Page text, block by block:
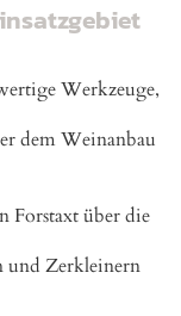
Werkzeuge,
dem Weinanbau
Forstaxt über die
und Zerkleinern